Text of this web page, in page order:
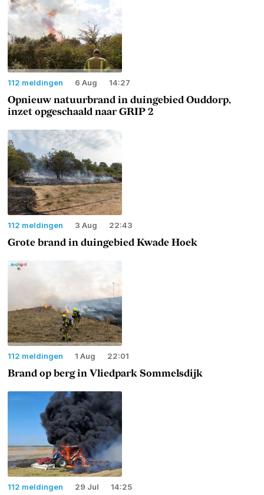
112 meldingen 6 Aug 14:27
Opnieuw natuurbrand in duingebied Ouddorp,
inzet opgeschaald naar GRIP 2
112 meldingen 3 Aug 22:43
Grote brand in duingebied Kwade Hoek
112 meldingen 1 Aug 22:01
Brand op berg in Vliedpark Sommelsdijk
112 meldingen 29 Jul 14:25